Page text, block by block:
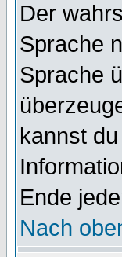
Der
Sprache
Sprache
kannst
Ende
Nach